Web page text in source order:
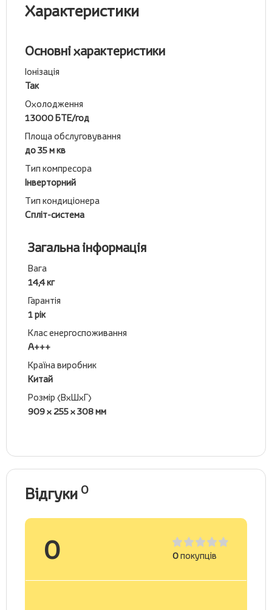
Характеристики
Основні характеристики
Іонізація
Так
Охолодження
13000 БТЕ/год
Площа обслуговування
до 35 м кв
Тип компресора
Інверторний
Тип кондиціонера
Спліт-система
Загальна інформація
Вага
14,4 кг
Гарантія
1 рік
Клас енергоспоживання
А+++
Країна виробник
Китай
Розмір (ВхШхГ)
909 x 255 x 308 мм
Відгуки 0
0 0покупців